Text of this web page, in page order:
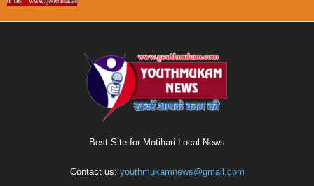
Best Site for Motihari Local News
Contact us: youthmukamnews@gmail.com